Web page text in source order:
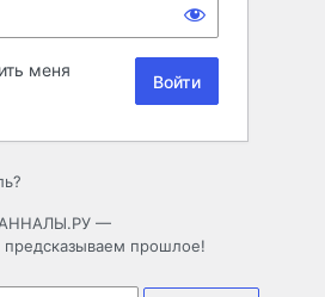
меня
АННАЛЫ.РУ —
прошлое!